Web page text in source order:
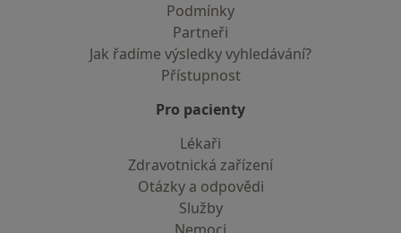
Podmínky
Partneři
Jak řadíme výsledky vyhledávání?
Přístupnost
Pro pacienty
Lékaři
Zdravotnická zařízení
Otázky a odpovědi
Služby